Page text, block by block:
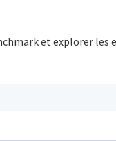
et explorer les